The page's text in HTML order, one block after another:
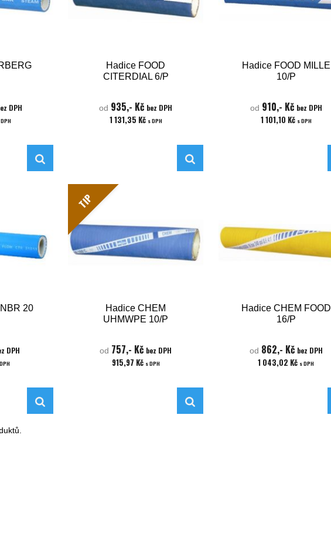
DPH
Hadice FOOD
CITERDIAL 6/P
od 935,- Kč bez DPH
1 131,35 Kč s DPH
Hadice FOOD MILLE
10/P
od 910,- Kč bez DPH
1 101,10 Kč s DPH
20
DPH
TIP
Hadice CHEM
UHMWPE 10/P
od 757,- Kč bez DPH
915,97 Kč s DPH
Hadice CHEM FOOD
16/P
od 862,- Kč bez DPH
1 043,02 Kč s DPH